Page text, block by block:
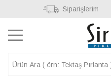
Siparişlerim